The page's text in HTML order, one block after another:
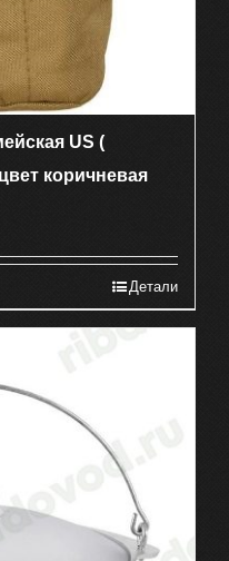
US (
коричневая
Детали